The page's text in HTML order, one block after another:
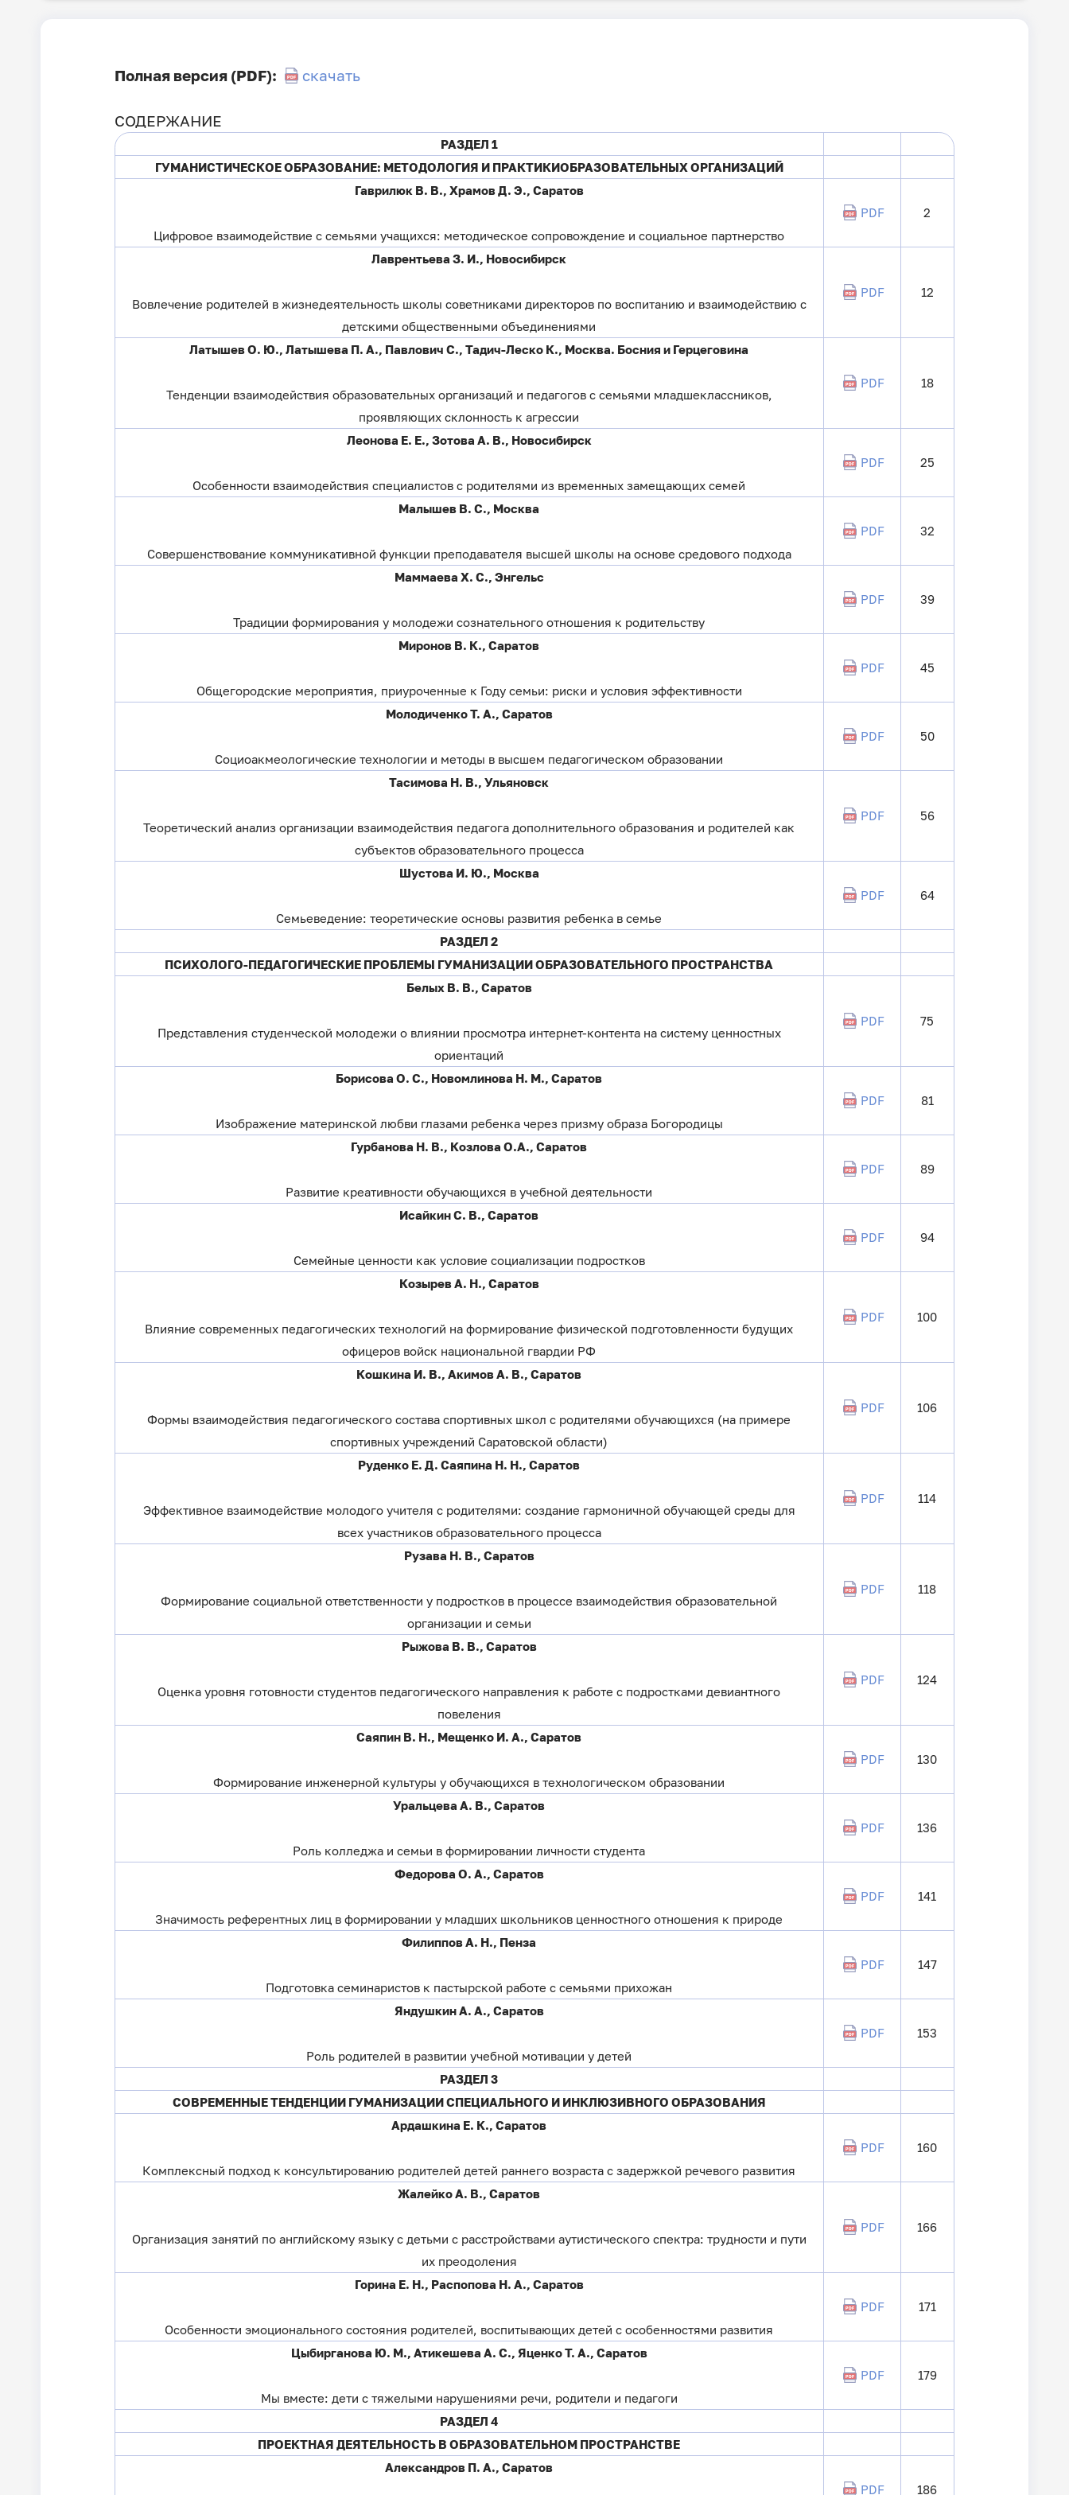
Полная версия (PDF): скачать
СОДЕРЖАНИЕ
РАЗДЕЛ 1
ГУМАНИСТИЧЕСКОЕ ОБРАЗОВАНИЕ: МЕТОДОЛОГИЯ И ПРАКТИКИОБРАЗОВАТЕЛЬНЫХ ОРГАНИЗАЦИЙ
Гаврилюк В. В., Храмов Д. Э., Саратов
Цифровое взаимодействие с семьями учащихся: методическое сопровождение и социальное партнерство
PDF 2
Лаврентьева З. И., Новосибирск
Вовлечение родителей в жизнедеятельность школы советниками директоров по воспитанию и взаимодействию с
детскими общественными объединениями
PDF 12
Латышев О. Ю., Латышева П. А., Павлович C., Тадич-Леско К., Москва. Босния и Герцеговина
Тенденции взаимодействия образовательных организаций и педагогов с семьями младшеклассников,
проявляющих склонность к агрессии
PDF 18
Леонова Е. Е., Зотова А. В., Новосибирск
Особенности взаимодействия специалистов с родителями из временных замещающих семей
PDF 25
Малышев В. С., Москва
Совершенствование коммуникативной функции преподавателя высшей школы на основе средового подхода
PDF 32
Маммаева Х. С., Энгельс
Традиции формирования у молодежи сознательного отношения к родительству
PDF 39
Миронов В. К., Саратов
Общегородские мероприятия, приуроченные к Году семьи: риски и условия эффективности
PDF 45
Молодиченко Т. А., Саратов
Социоакмеологические технологии и методы в высшем педагогическом образовании
PDF 50
Тасимова Н. В., Ульяновск
Теоретический анализ организации взаимодействия педагога дополнительного образования и родителей как
субъектов образовательного процесса
PDF 56
Шустова И. Ю., Москва
Семьеведение: теоретические основы развития ребенка в семье
PDF 64
РАЗДЕЛ 2
ПСИХОЛОГО-ПЕДАГОГИЧЕСКИЕ ПРОБЛЕМЫ ГУМАНИЗАЦИИ ОБРАЗОВАТЕЛЬНОГО ПРОСТРАНСТВА
Белых В. В., Саратов
Представления студенческой молодежи о влиянии просмотра интернет-контента на систему ценностных
ориентаций
PDF 75
Борисова О. С., Новомлинова Н. М., Саратов
Изображение материнской любви глазами ребенка через призму образа Богородицы
PDF 81
Гурбанова Н. В., Козлова О.А., Саратов
Развитие креативности обучающихся в учебной деятельности
PDF 89
Исайкин С. В., Саратов
Семейные ценности как условие социализации подростков
PDF 94
Козырев А. Н., Саратов
Влияние современных педагогических технологий на формирование физической подготовленности будущих
офицеров войск национальной гвардии РФ
PDF 100
Кошкина И. В., Акимов А. В., Саратов
Формы взаимодействия педагогического состава спортивных школ с родителями обучающихся (на примере
спортивных учреждений Саратовской области)
PDF 106
Руденко Е. Д. Саяпина Н. Н., Саратов
Эффективное взаимодействие молодого учителя с родителями: создание гармоничной обучающей среды для
всех участников образовательного процесса
PDF 114
Рузава Н. В., Саратов
Формирование социальной ответственности у подростков в процессе взаимодействия образовательной
организации и семьи
PDF 118
Рыжова В. В., Саратов
Оценка уровня готовности студентов педагогического направления к работе с подростками девиантного
повеления
PDF 124
Саяпин В. Н., Мещенко И. А., Саратов
Формирование инженерной культуры у обучающихся в технологическом образовании
PDF 130
Уральцева А. В., Саратов
Роль колледжа и семьи в формировании личности студента
PDF 136
Федорова О. А., Саратов
Значимость референтных лиц в формировании у младших школьников ценностного отношения к природе
PDF 141
Филиппов А. Н., Пенза
Подготовка семинаристов к пастырской работе с семьями прихожан
PDF 147
Яндушкин А. А., Саратов
Роль родителей в развитии учебной мотивации у детей
PDF 153
РАЗДЕЛ 3
СОВРЕМЕННЫЕ ТЕНДЕНЦИИ ГУМАНИЗАЦИИ СПЕЦИАЛЬНОГО И ИНКЛЮЗИВНОГО ОБРАЗОВАНИЯ
Ардашкина Е. К., Саратов
Комплексный подход к консультированию родителей детей раннего возраста с задержкой речевого развития
PDF 160
Жалейко А. В., Саратов
Организация занятий по английскому языку с детьми с расстройствами аутистического спектра: трудности и пути
их преодоления
PDF 166
Горина Е. Н., Распопова Н. А., Саратов
Особенности эмоционального состояния родителей, воспитывающих детей с особенностями развития
PDF 171
Цыбирганова Ю. М., Атикешева А. С., Яценко Т. А., Саратов
Мы вместе: дети с тяжелыми нарушениями речи, родители и педагоги
PDF 179
РАЗДЕЛ 4
ПРОЕКТНАЯ ДЕЯТЕЛЬНОСТЬ В ОБРАЗОВАТЕЛЬНОМ ПРОСТРАНСТВЕ
Александров П. А., Саратов
PDF
186